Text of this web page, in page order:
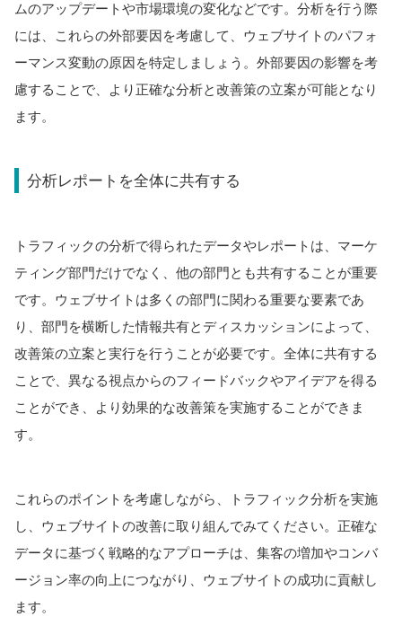
ムのアップデートや市場環境の変化などです。分析を行う際
には、これらの外部要因を考慮して、ウェブサイトのパフォ
ーマンス変動の原因を特定しましょう。外部要因の影響を考
慮することで、より正確な分析と改善策の立案が可能となり
ます。
分析レポートを全体に共有する
トラフィックの分析で得られたデータやレポートは、マーケ
ティング部門だけでなく、他の部門とも共有することが重要
です。ウェブサイトは多くの部門に関わる重要な要素であ
り、部門を横断した情報共有とディスカッションによって、
改善策の立案と実行を行うことが必要です。全体に共有する
ことで、異なる視点からのフィードバックやアイデアを得る
ことができ、より効果的な改善策を実施することができま
す。
これらのポイントを考慮しながら、トラフィック分析を実施
し、ウェブサイトの改善に取り組んでみてください。正確な
データに基づく戦略的なアプローチは、集客の増加やコンバ
ージョン率の向上につながり、ウェブサイトの成功に貢献し
ます。